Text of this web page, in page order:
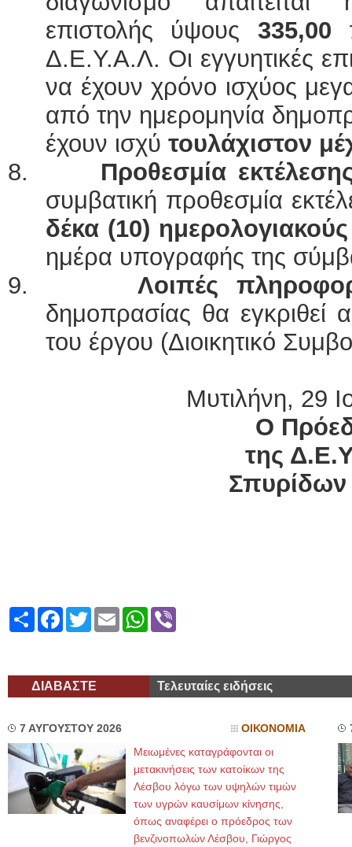
επιστολής ύψους 335,00
Δ.Ε.Υ.Α.Λ. Οι εγγυητικές
να έχουν χρόνο ισχύος
από την ημερομηνία
έχουν ισχύ τουλάχιστον
8. Προθεσμία
συμβατική προθεσμία
δέκα (10)
ημέρα υπογραφής της
9. Λοιπές
δημοπρασίας θα εγκριθεί
του έργου (Διοικητικό
Μυτιλήνη, 29
Ο
της
Σπυρίδων
ShareFacebook
TwitterEmailWhatsApp
ΔΙΑΒΑΣΤΕ Τελευταίες ειδήσεις
7 ΑΥΓΟΥΣΤΟΥ 2026 ΟΙΚΟΝΟΜΙΑ
Μειωμένες καταγράφονται οι
μετακινήσεις των κατοίκων της
Λέσβου λόγω των υψηλών τιμών
των υγρών καυσίμων κίνησης,
όπως αναφέρει ο πρόεδρος των
βενζινοπωλών Λέσβου, Γιώργος